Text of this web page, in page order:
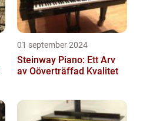
01 september 2024
Steinway Piano: Ett Arv
av Oöverträffad Kvalitet